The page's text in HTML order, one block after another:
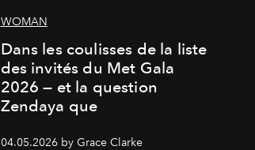
WOMAN
Dans les coulisses de la liste
des invités du Met Gala
2026 — et la question
Zendaya que
04.05.2026 by Grace Clarke